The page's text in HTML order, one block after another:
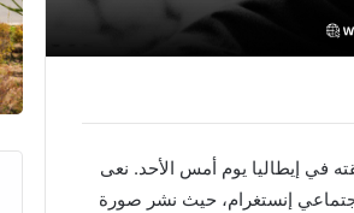
في إيطاليا يوم أمس الأحد. نعى
إنستغرام، حيث نشر صورة